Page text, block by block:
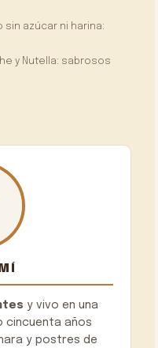
sin azúcar ni harina:
y Nutella: sabrosos
y vivo en una
cincuenta años
y postres de